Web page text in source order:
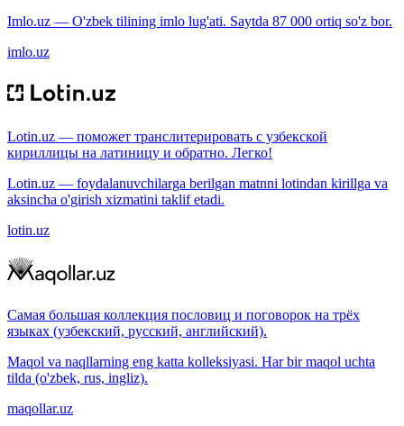
Imlo.uz — O'zbek tilining imlo lug'ati. Saytda 87 000 ortiq so'z bor.
imlo.uz
Lotin.uz — поможет транслитерировать с узбекской
кириллицы на латиницу и обратно. Легко!
Lotin.uz — foydalanuvchilarga berilgan matnni lotindan kirillga va
aksincha o'girish xizmatini taklif etadi.
lotin.uz
Самая большая коллекция пословиц и поговорок на трёх
языках (узбекский, русский, английский).
Maqol va naqllarning eng katta kolleksiyasi. Har bir maqol uchta
tilda (o'zbek, rus, ingliz).
maqollar.uz